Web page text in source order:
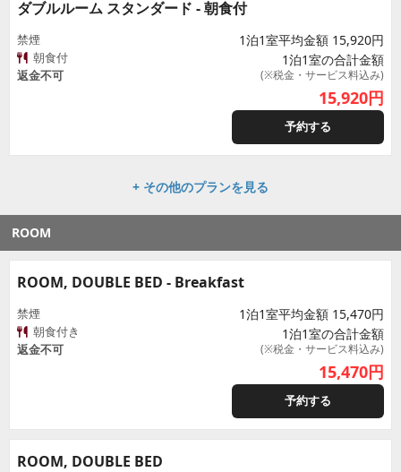
ダブルルーム スタンダード - 朝食付
禁煙
朝食付
返金不可
1泊1室平均金額 15,920円
1泊1室の合計金額
(※税金・サービス料込み)
15,920円
予約する
+ その他のプランを見る
ROOM
ROOM, DOUBLE BED - Breakfast
禁煙
朝食付き
返金不可
1泊1室平均金額 15,470円
1泊1室の合計金額
(※税金・サービス料込み)
15,470円
予約する
ROOM, DOUBLE BED